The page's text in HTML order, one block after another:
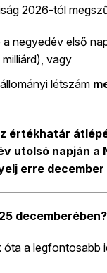
2026-tól
negyedév első
vagy
létszám
értékhatár
utolsó napján a
erre december
decemberében?
óta a